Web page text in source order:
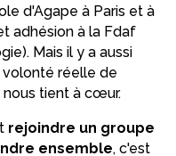
d'Agape à Paris et à
adhésion à la Fdaf
Mais il y a aussi
volonté réelle de
tient à cœur.
rejoindre un groupe
ensemble, c'est